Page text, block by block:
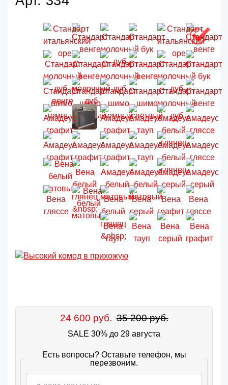
24 600 руб. 35 200 руб.
SALE 30% до 29 августа
Есть вопросы? Оставьте телефон, мы
перезвоним.